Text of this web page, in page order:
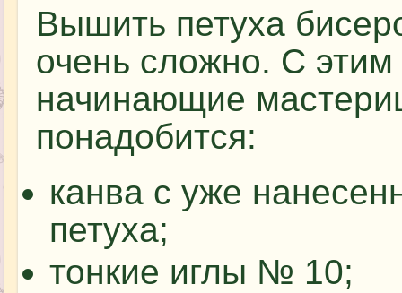
Вышить петуха
очень сложно. С этим
начинающие
понадобится:
канва с уже
петуха;
тонкие иглы № 10;